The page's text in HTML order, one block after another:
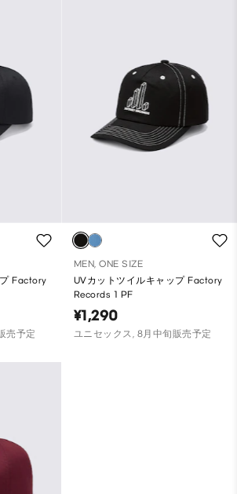
Factory
売予定
MEN, ONE SIZE
UVカットツイルキャップ Factory
Records 1 PF
¥1,290
ユニセックス, 8月中旬販売予定